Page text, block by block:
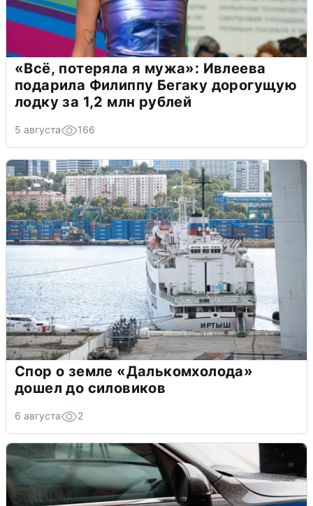
«Всё, потеряла я мужа»: Ивлеева
подарила Филиппу Бегаку дорогущую
лодку за 1,2 млн рублей
5 августа 166
Спор о земле «Далькомхолода»
дошел до силовиков
6 августа 2